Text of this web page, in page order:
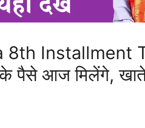
8th Installment
पैसे आज मिलेंगे,